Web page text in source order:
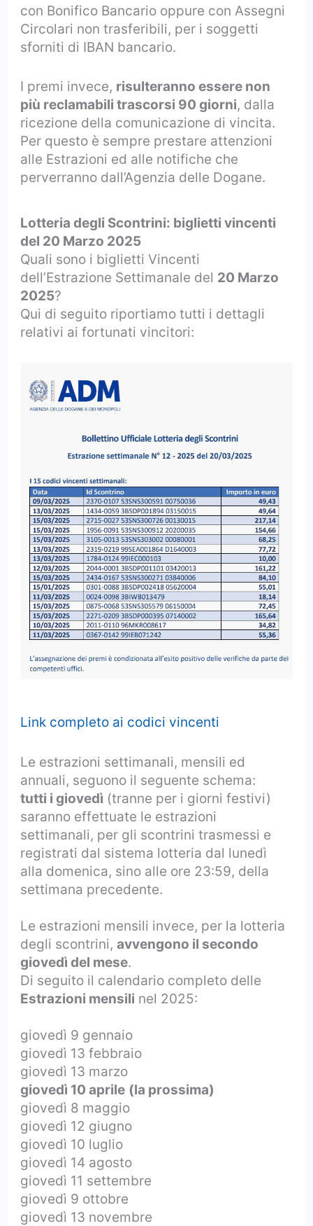
con Bonifico Bancario oppure con Assegni
Circolari non trasferibili, per i soggetti
sforniti di IBAN bancario.
I premi invece, risulteranno essere non
più reclamabili trascorsi 90 giorni, dalla
ricezione della comunicazione di vincita.
Per questo è sempre prestare attenzioni
alle Estrazioni ed alle notifiche che
perverranno dall’Agenzia delle Dogane.
Lotteria degli Scontrini: biglietti vincenti
del 20 Marzo 2025
Quali sono i biglietti Vincenti
dell’Estrazione Settimanale del 20 Marzo
2025?
Qui di seguito riportiamo tutti i dettagli
relativi ai fortunati vincitori:
Link completo ai codici vincenti
Le estrazioni settimanali, mensili ed
annuali, seguono il seguente schema:
tutti i giovedì (tranne per i giorni festivi)
saranno effettuate le estrazioni
settimanali, per gli scontrini trasmessi e
registrati dal sistema lotteria dal lunedì
alla domenica, sino alle ore 23:59, della
settimana precedente.
Le estrazioni mensili invece, per la lotteria
degli scontrini,avvengono il secondo
giovedì del mese.
Di seguito il calendario completo delle
Estrazioni mensili nel 2025:
giovedì 9 gennaio
giovedì 13 febbraio
giovedì 13 marzo
giovedì 10 aprile (la prossima)
giovedì 8 maggio
giovedì 12 giugno
giovedì 10 luglio
giovedì 14 agosto
giovedì 11 settembre
giovedì 9 ottobre
giovedì 13 novembre